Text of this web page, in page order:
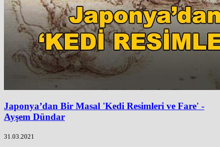
Japonya’dan Bir Masal 'Kedi Resimleri ve Fare' -
Ayşem Dündar
31.03.2021